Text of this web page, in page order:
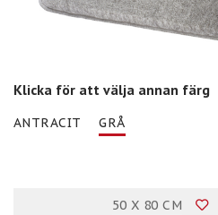
Klicka för att välja annan färg
ANTRACIT GRÅ
50 X 80 CM